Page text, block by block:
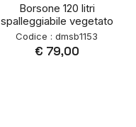
Borsone 120 litri
spalleggiabile vegetato
Codice : dmsb1153
€ 79,00